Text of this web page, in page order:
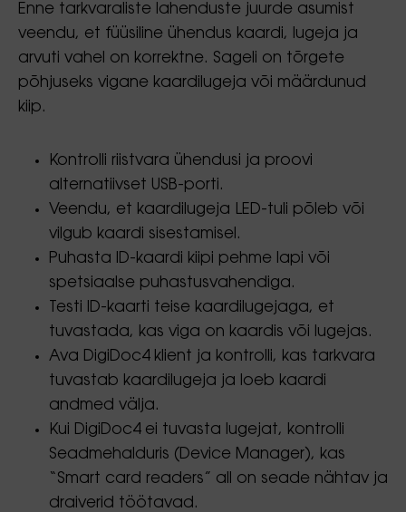
Enne tarkvaraliste lahenduste juurde asumist
veendu, et füüsiline ühendus kaardi, lugeja ja
arvuti vahel on korrektne. Sageli on tõrgete
põhjuseks vigane kaardilugeja või määrdunud
kiip.
Kontrolli riistvara ühendusi ja proovi
alternatiivset USB-porti.
Veendu, et kaardilugeja LED-tuli põleb või
vilgub kaardi sisestamisel.
Puhasta ID-kaardi kiipi pehme lapi või
spetsiaalse puhastusvahendiga.
Testi ID-kaarti teise kaardilugejaga, et
tuvastada, kas viga on kaardis või lugejas.
Ava DigiDoc4 klient ja kontrolli, kas tarkvara
tuvastab kaardilugeja ja loeb kaardi
andmed välja.
Kui DigiDoc4 ei tuvasta lugejat, kontrolli
Seadmehalduris (Device Manager), kas
“Smart card readers” all on seade nähtav ja
draiverid töötavad.